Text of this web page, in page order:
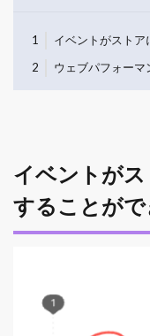
1
イベントがストア
2
ウェブパフォーマ
イベントが
することがで